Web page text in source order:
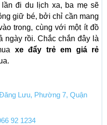
đi du lịch xa, ba mẹ sẽ
giữ bé, bởi chỉ cần mang
trong, cùng với một ít đồ
ngày rồi. Chắc chắn đây là
xe đẩy trẻ em giá rẻ
Lưu, Phường 7, Quận
92 1234